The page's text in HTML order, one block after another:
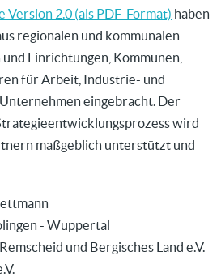
2.0 (als PDF-Format) haben
regionalen und kommunalen
Einrichtungen, Kommunen,
für Arbeit, Industrie- und
eingebracht. Der
wird
maßgeblich unterstützt und
- Wuppertal
und Bergisches Land e.V.